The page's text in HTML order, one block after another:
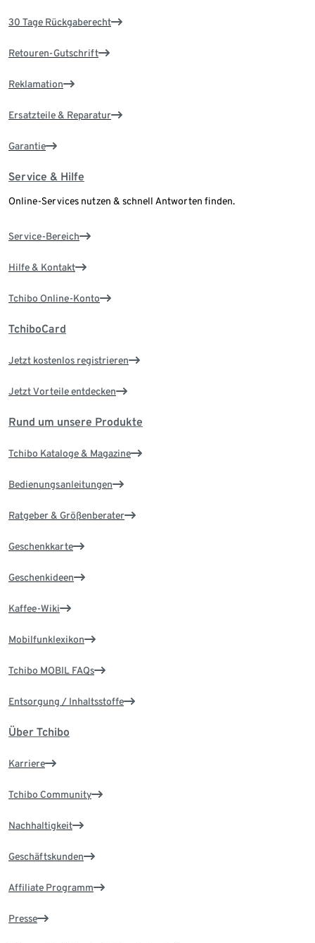
30 Tage Rückgaberecht
Retouren-Gutschrift
Reklamation
Ersatzteile & Reparatur
Garantie
Service & Hilfe
Online-Services nutzen & schnell Antworten finden.
Service-Bereich
Hilfe & Kontakt
Tchibo Online-Konto
TchiboCard
Jetzt kostenlos registrieren
Jetzt Vorteile entdecken
Rund um unsere Produkte
Tchibo Kataloge & Magazine
Bedienungsanleitungen
Ratgeber & Größenberater
Geschenkkarte
Geschenkideen
Kaffee-Wiki
Mobilfunklexikon
Tchibo MOBIL FAQs
Entsorgung / Inhaltsstoffe
Über Tchibo
Karriere
Tchibo Community
Nachhaltigkeit
Geschäftskunden
Affiliate Programm
Presse